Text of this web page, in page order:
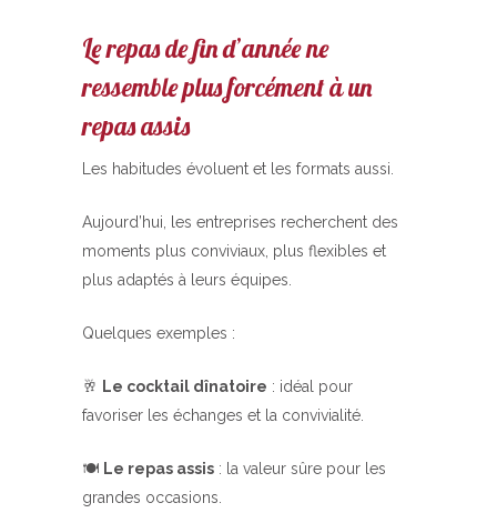
Le repas de fin d’année ne
ressemble plus forcément à un
repas assis
Les habitudes évoluent et les formats aussi.
Aujourd’hui, les entreprises recherchent des
moments plus conviviaux, plus flexibles et
plus adaptés à leurs équipes.
Quelques exemples :
🥂 Le cocktail dînatoire : idéal pour
favoriser les échanges et la convivialité.
🍽️ Le repas assis : la valeur sûre pour les
grandes occasions.